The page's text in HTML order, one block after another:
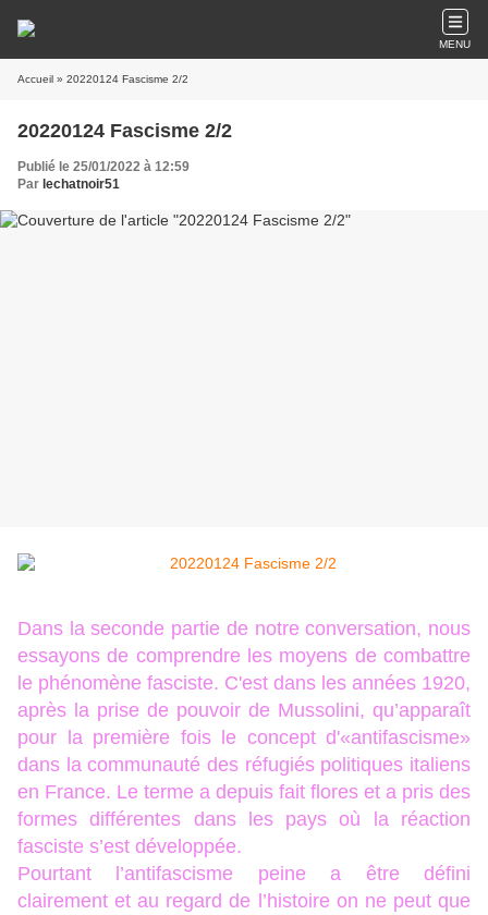
MENU
Accueil » 20220124 Fascisme 2/2
20220124 Fascisme 2/2
Publié le 25/01/2022 à 12:59
Par lechatnoir51
Dans la seconde partie de notre conversation, nous
essayons de comprendre les moyens de combattre
le phénomène fasciste. C'est dans les années 1920,
après la prise de pouvoir de Mussolini, qu’apparaît
pour la première fois le concept d'«antifascisme»
dans la communauté des réfugiés politiques italiens
en France. Le terme a depuis fait flores et a pris des
formes différentes dans les pays où la réaction
fasciste s’est développée.
Pourtant l’antifascisme peine a être défini
clairement et au regard de l’histoire on ne peut que